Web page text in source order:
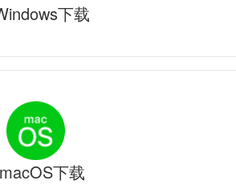
下载
macOS下载